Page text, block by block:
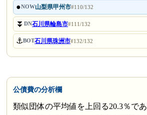
●NOW山梨県甲州市#110/132
⏬DN石川県輪島市#111/132
⚓BOT石川県珠洲市#132/132
公債費の分析欄
類似団体の平均値を上回る20.3％で